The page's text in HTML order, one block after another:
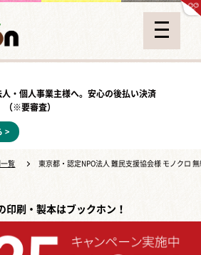
・個人事業主様へ。安心の後払い決済
（※要審査）
>
覧 東京都・認定NPO法人 難民支援協会様 モノクロ
印刷・製本はブックホン！